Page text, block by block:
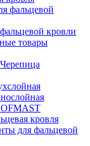
кровли
товары
Черепица
кровля